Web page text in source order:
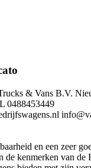
& Vans B.V.
0488453449
en een zeer
kenmerken van de